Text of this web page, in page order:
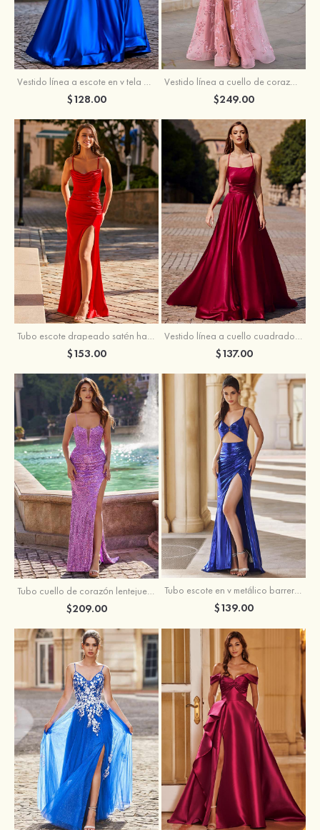
Vestido línea a escote en v tela charmeuse hasta el suelo vestido de graduación
$128.00
Vestido línea a cuello de corazón tul cola de barrido vestido de graduación
$249.00
Tubo escote drapeado satén hasta el suelo vestido de graduación
$153.00
Vestido línea a cuello cuadrado tela charmeuse barrer tren vestido de graduación
$137.00
$209.00
Tubo escote en v metálico barrer tren vestido de graduación
$139.00